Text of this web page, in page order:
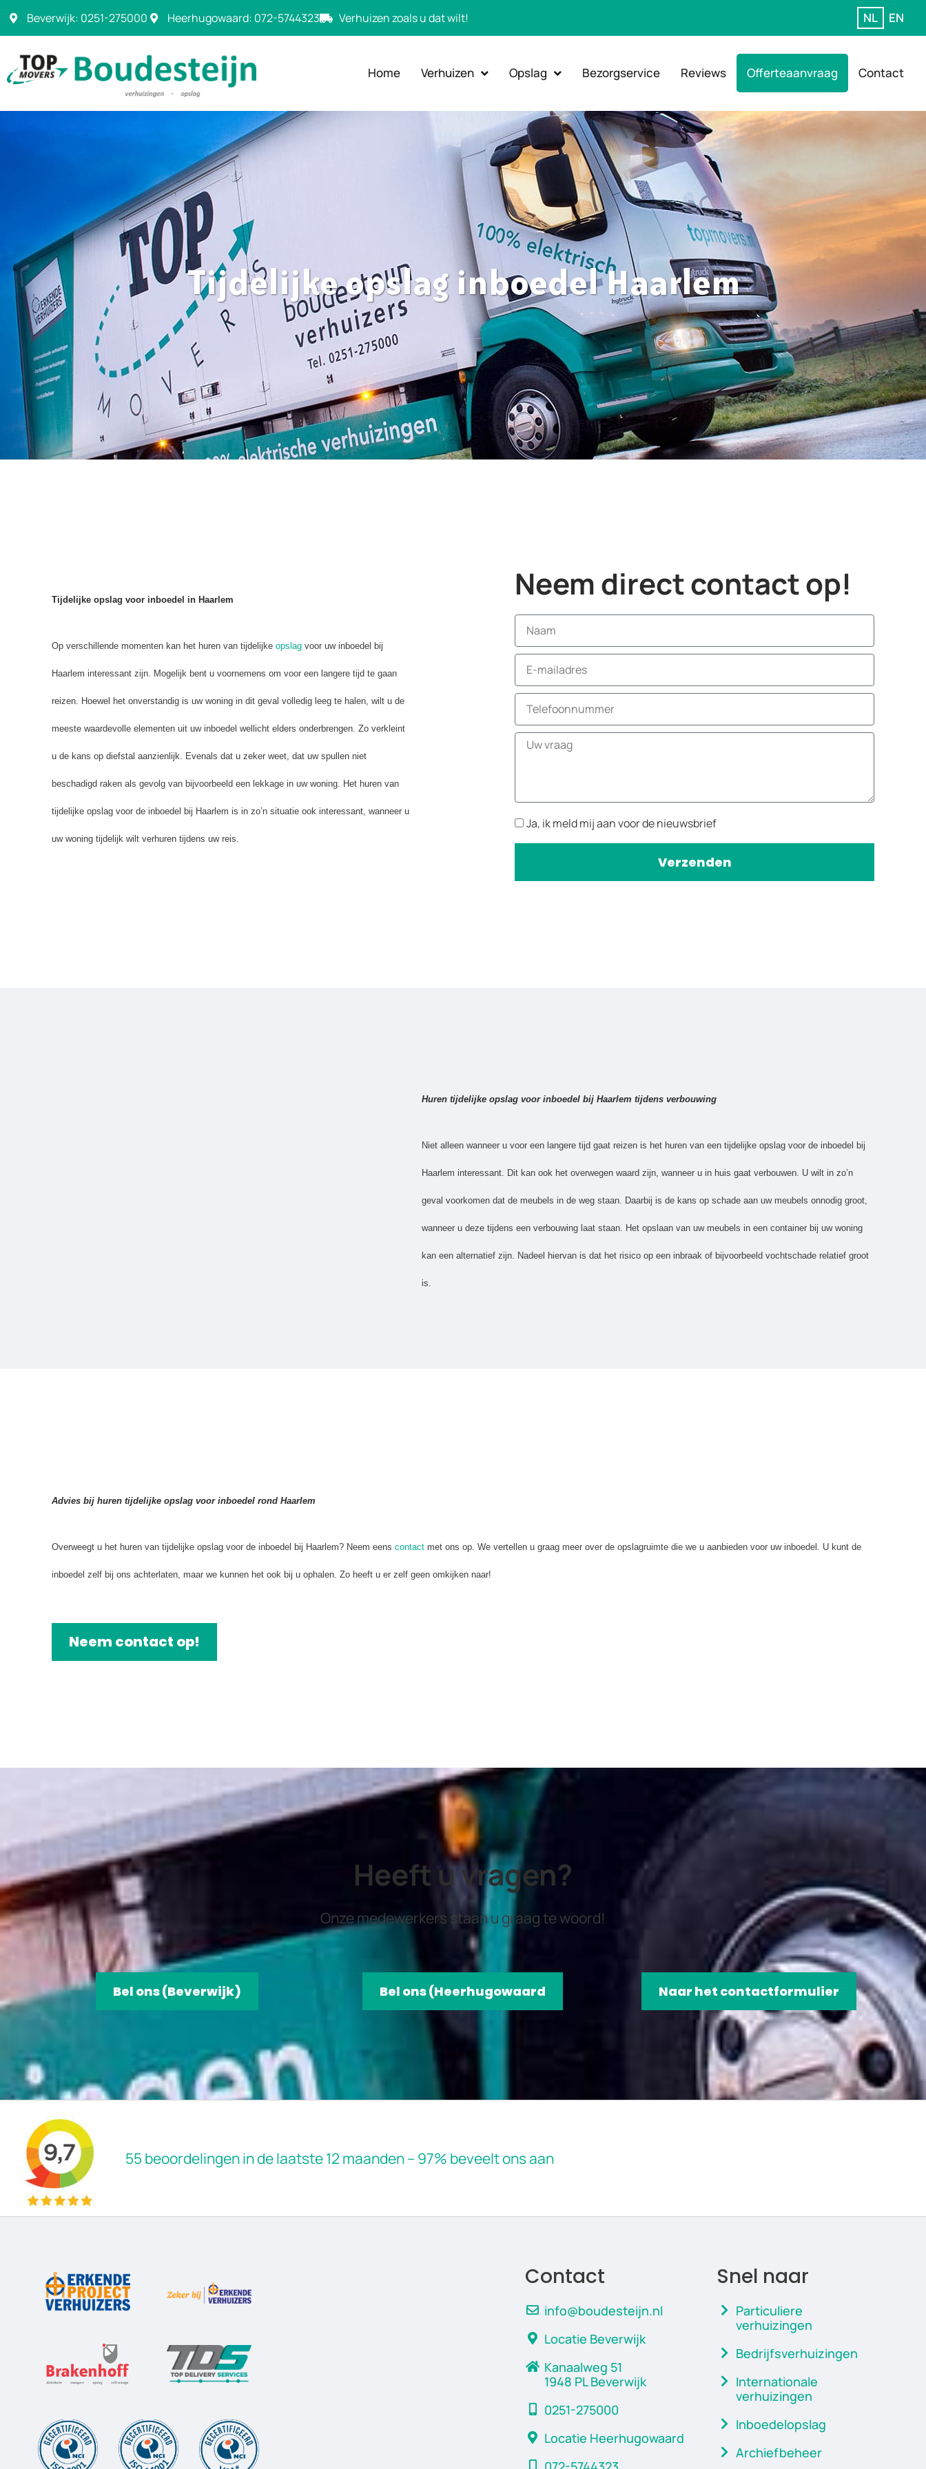
Beverwijk: 0251-275000 Heerhugowaard: 072-5744323 Verhuizen zoals u dat wilt! NL EN
Home Verhuizen Opslag Bezorgservice Reviews Offerteaanvraag Contact
Tijdelijke opslag inboedel Haarlem
Tijdelijke opslag voor inboedel in Haarlem
Op verschillende momenten kan het huren van tijdelijke opslag voor uw inboedel bij
Haarlem interessant zijn. Mogelijk bent u voornemens om voor een langere tijd te gaan
reizen. Hoewel het onverstandig is uw woning in dit geval volledig leeg te halen, wilt u de
meeste waardevolle elementen uit uw inboedel wellicht elders onderbrengen. Zo verkleint
u de kans op diefstal aanzienlijk. Evenals dat u zeker weet, dat uw spullen niet
beschadigd raken als gevolg van bijvoorbeeld een lekkage in uw woning. Het huren van
tijdelijke opslag voor de inboedel bij Haarlem is in zo’n situatie ook interessant, wanneer u
uw woning tijdelijk wilt verhuren tijdens uw reis.
Neem direct contact op!
Ja, ik meld mij aan voor de nieuwsbrief
Verzenden
Huren tijdelijke opslag voor inboedel bij Haarlem tijdens verbouwing
Niet alleen wanneer u voor een langere tijd gaat reizen is het huren van een tijdelijke opslag voor de inboedel bij
Haarlem interessant. Dit kan ook het overwegen waard zijn, wanneer u in huis gaat verbouwen. U wilt in zo’n
geval voorkomen dat de meubels in de weg staan. Daarbij is de kans op schade aan uw meubels onnodig groot,
wanneer u deze tijdens een verbouwing laat staan. Het opslaan van uw meubels in een container bij uw woning
kan een alternatief zijn. Nadeel hiervan is dat het risico op een inbraak of bijvoorbeeld vochtschade relatief groot
is.
Advies bij huren tijdelijke opslag voor inboedel rond Haarlem
Overweegt u het huren van tijdelijke opslag voor de inboedel bij Haarlem? Neem eens contact met ons op. We vertellen u graag meer over de opslagruimte die we u aanbieden voor uw inboedel. U kunt de
inboedel zelf bij ons achterlaten, maar we kunnen het ook bij u ophalen. Zo heeft u er zelf geen omkijken naar!
Neem contact op!
Heeft u vragen?
Onze medewerkers staan u graag te woord!
Bel ons (Beverwijk) Bel ons (Heerhugowaard Naar het contactformulier
55 beoordelingen in de laatste 12 maanden – 97% beveelt ons aan
Contact
info@boudesteijn.nl
Locatie Beverwijk
Kanaalweg 51
1948 PL Beverwijk
0251-275000
Locatie Heerhugowaard
Snel naar
Particuliere
verhuizingen
Bedrijfsverhuizingen
Internationale
verhuizingen
Inboedelopslag
Archiefbeheer